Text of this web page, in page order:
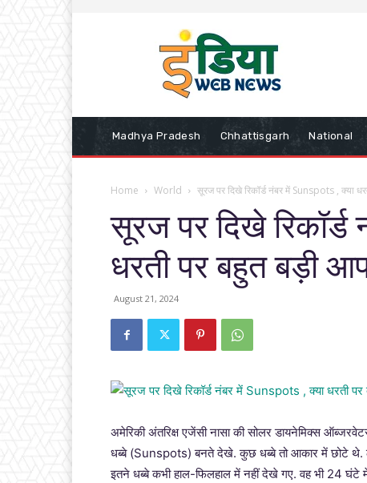
Madhya Pradesh Chhattisgarh National
Home World सूरज पर दिखे रिकॉर्ड नंबर में Sunspots , क्या
सूरज पर दिखे
धरती पर बहुत बड़ी
August 21, 2024
अमेरिकी अंतरिक्ष एजेंसी नासा की सोलर डायनेमिक्स
धब्बे (Sunspots) बनते देखे. कुछ धब्बे तो आकार में छोटे थे.
इतने धब्बे कभी हाल-फिलहाल में नहीं देखे गए. वह भी 24 घंटे